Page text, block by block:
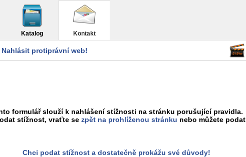
Katalog Kontakt
Nahlásit protiprávní web!
formulář slouží k nahlášení stížnosti na stránku porušující pravidla.
stížnost, vraťte se zpět na prohlíženou stránku nebo můžete podat
Chci podat stížnost a dostatečně prokážu své důvody!